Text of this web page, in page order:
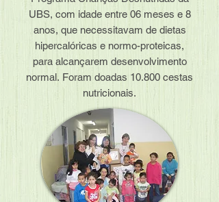
UBS, com idade entre 06 meses e 8
anos, que necessitavam de dietas
hipercalóricas e normo-proteicas,
para alcançarem desenvolvimento
normal. Foram doadas 10.800 cestas
nutricionais.